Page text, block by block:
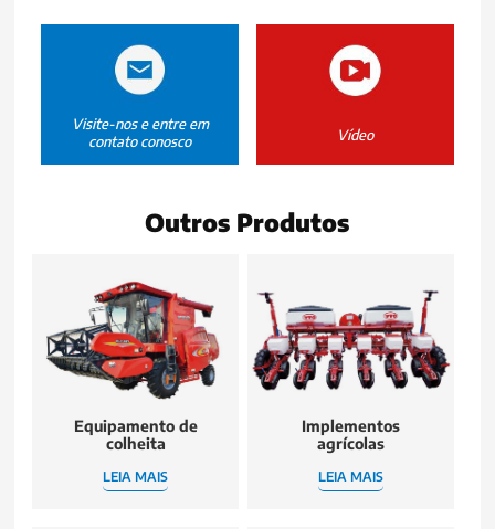
Visite-nos e entre em
contato conosco
Vídeo
Outros Produtos
Equipamento de
colheita
LEIA MAIS
Implementos
agrícolas
LEIA MAIS